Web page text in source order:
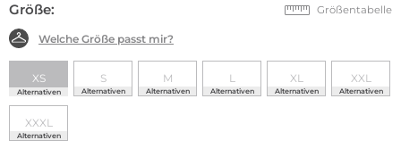
Größe: Größentabelle
Welche Größe passt mir?
XS
Alternativen
S
Alternativen
M
Alternativen
L
Alternativen
XL
Alternativen
XXL
Alternativen
XXXL
Alternativen